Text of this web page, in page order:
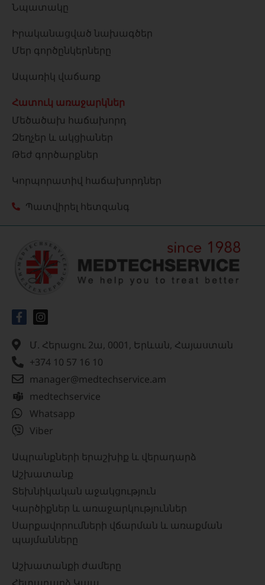
Նպատակը
Իրականացված նախագծեր
Մեր գործընկերները
Ապառիկ վաճառք
Հատուկ առաջարկներ
Մեծածախ հաճախորդ
Զեղչեր և ակցիաներ
Թեժ գործարքներ
Կորպորատիվ հաճախորդներ
Պատվիրել հետզանգ
Մ. Հերացու 2ա, 0001, Երևան, Հայաստան
+374 10 57 16 10
manager@medtechservice.am
medtechservice
Whatsapp
Viber
Ապրանքների երաշխիք և վերադարձ
Աշխատանք
Տեխնիկական աջակցություն
Կարծիքներ և առաջարկություններ
Սարքավորումների վճարման և առաքման
պայմանները
Աշխատանքի ժամերը